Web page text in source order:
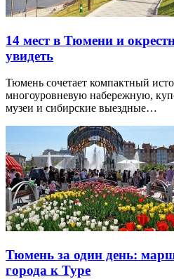
14 мест в Тюмени и
увидеть
Тюмень сочетает компактный
многоуровневую набережную,
музеи и сибирские выездные…
Тюмень за один день:
города к Туре